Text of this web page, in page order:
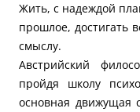
Жить, с надеждой
прошлое, достигать
смыслу.
Австрийский
пройдя школу
основная движущая